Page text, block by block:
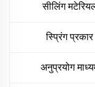
सीलिंग
स्प्रिंग प्रकार
अनुप्रयोग